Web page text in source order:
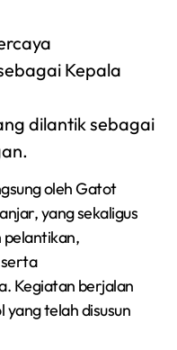
Kepala
dilantik sebagai
oleh Gatot
yang sekaligus
pelantikan,
Kegiatan berjalan
telah disusun